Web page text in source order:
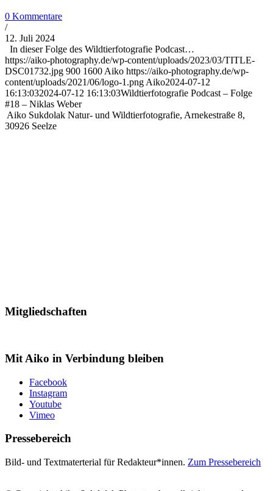
0 Kommentare
/
12. Juli 2024
In dieser Folge des Wildtierfotografie Podcast…
https://aiko-photography.de/wp-content/uploads/2023/03/TITLE-
DSC01732.jpg 900 1600 Aiko https://aiko-photography.de/wp-
content/uploads/2021/06/logo-1.png Aiko2024-07-12
16:13:032024-07-12 16:13:03Wildtierfotografie Podcast – Folge
#18 – Niklas Weber
Aiko Sukdolak Natur- und Wildtierfotografie, Arnekestraße 8,
30926 Seelze
Mitgliedschaften
Mit Aiko in Verbindung bleiben
Facebook
Instagram
Youtube
Vimeo
Pressebereich
Bild- und Textmaterterial für Redakteur*innen. Zum Pressebereich